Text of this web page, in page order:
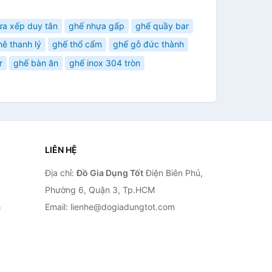
xếp duy tân ghế nhựa gấp
ghế quầy bar
thanh lý ghế thổ cẩm
ghế gỗ đức thành
ghế bàn ăn ghế inox 304 tròn
LIÊN HỆ
Địa chỉ:Đồ Gia Dụng TốtĐiện Biên Phủ,
Phường 6, Quận 3, Tp.HCM
Email: lienhe@dogiadungtot.com